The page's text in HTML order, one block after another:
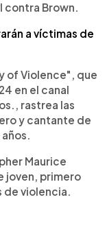
contra Brown.
a víctimas de
of Violence", que
en el canal
rastrea las
y cantante de
Maurice
joven, primero
de violencia.